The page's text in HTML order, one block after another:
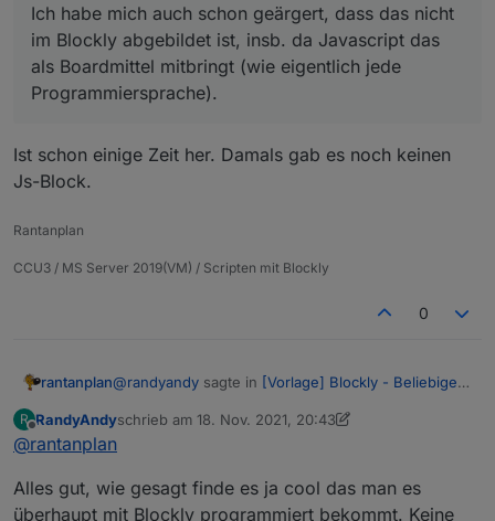
Ich habe mich auch schon geärgert, dass das nicht
im Blockly abgebildet ist, insb. da Javascript das
als Boardmittel mitbringt (wie eigentlich jede
Programmiersprache).
Ist schon einige Zeit her. Damals gab es noch keinen
Js-Block.
Rantanplan
CCU3 / MS Server 2019(VM) / Scripten mit Blockly
0
rantanplan@randyandy sagte in [Vorlage] Blockly - Beliebiges
ich finde das Skript ja cool und hätte es
wahrscheinlich nicht hinbekommen. Da hat
Ist schon einige Zeit her. Damals gab es noch
keinen Js-Block.
R
Offline
RandyAndyschrieb am 18. Nov. 2021, 20:43
zuletzt editiert von RandyAndy
@rantanplan
Alles gut, wie gesagt finde es ja cool das man es
überhaupt mit Blockly programmiert bekommt. Keine